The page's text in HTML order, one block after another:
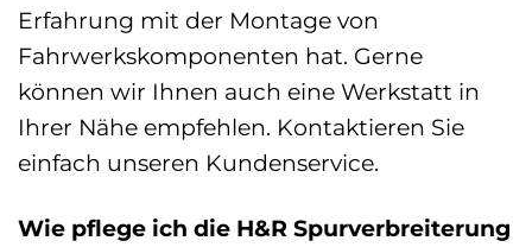
Erfahrung mit der Montage von
Fahrwerkskomponenten hat. Gerne
können wir Ihnen auch eine Werkstatt in
Ihrer Nähe empfehlen. Kontaktieren Sie
einfach unseren Kundenservice.
Wie pflege ich die H&R Spurverbreiterung